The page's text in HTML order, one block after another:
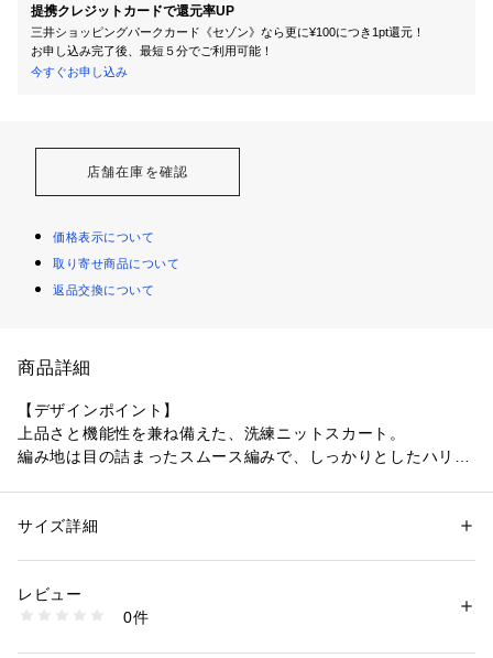
提携クレジットカードで還元率UP
三井ショッピングパークカード《セゾン》なら更に¥100につき1pt還元！
お申し込み完了後、最短５分でご利用可能！
今すぐお申し込み
店舗在庫を確認
価格表示について
取り寄せ商品について
返品交換について
商品詳細
【デザインポイント】
上品さと機能性を兼ね備えた、洗練ニットスカート。
編み地は目の詰まったスムース編みで、しっかりとしたハリ感
らしい印象に導きます。
オンにもオフにも活躍する、着回し力の高い一着です。
性別：レディース
素材：アセテート63％ ナイロン37％
商品番号：
127-75353 （ショップ）
サイズ詳細
レビュー
0件